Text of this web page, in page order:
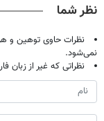
نظر شما
نظرات حاوی توهین و
نمی‌شود.
نظراتی که غیر از زبان